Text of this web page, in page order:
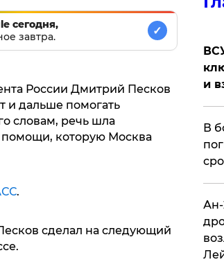
сегодня,
завтра.
✓
России Дмитрий Песков
и дальше помогать
словам, речь шла
помощи, которую Москва
.
сделал на следующий
и
В
Ан-